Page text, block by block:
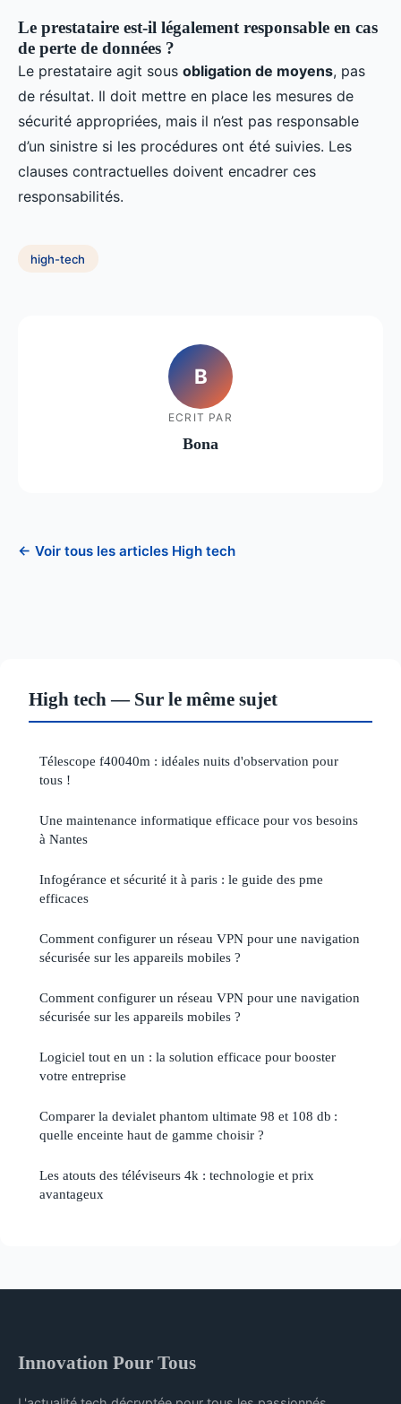
Le prestataire est-il légalement responsable en cas
de perte de données ?
Le prestataire agit sous obligation de moyens, pas
de résultat. Il doit mettre en place les mesures de
sécurité appropriées, mais il n’est pas responsable
d’un sinistre si les procédures ont été suivies. Les
clauses contractuelles doivent encadrer ces
responsabilités.
high-tech
B
ECRIT PAR
Bona
← Voir tous les articles High tech
High tech — Sur le même sujet
Télescope f40040m : idéales nuits d'observation pour
tous !
Une maintenance informatique efficace pour vos besoins
à Nantes
Infogérance et sécurité it à paris : le guide des pme
efficaces
Comment configurer un réseau VPN pour une navigation
sécurisée sur les appareils mobiles ?
Comment configurer un réseau VPN pour une navigation
sécurisée sur les appareils mobiles ?
Logiciel tout en un : la solution efficace pour booster
votre entreprise
Comparer la devialet phantom ultimate 98 et 108 db :
quelle enceinte haut de gamme choisir ?
Les atouts des téléviseurs 4k : technologie et prix
avantageux
Innovation Pour Tous